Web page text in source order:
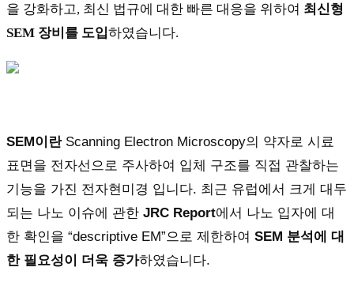
을 강화하고, 최신 법규에 대한 빠른 대응을 위하여 최신형
SEM 장비를 도입하였습니다.
SEM이란Scanning Electron Microscopy의 약자로 시료
표면을 전자선으로 주사하여 입체 구조를 직접 관찰하는
기능을 가진 전자현미경 입니다. 최근 유럽에서 크게 대두
되는 나노 이슈에 관한 JRC Report에서 나노 입자에 대
한 확인을 “descriptive EM”으로 제한하여 SEM 분석에 대
한 필요성이 더욱 증가하였습니다.